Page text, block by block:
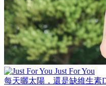
Just For You
每天曬太陽，還是缺維生素